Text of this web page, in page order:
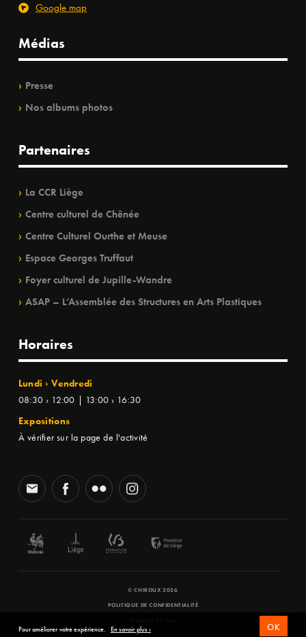
Google map
Médias
Presse
Nos albums photos
Partenaires
La CCR Liège
Centre culturel de Chênée
Centre Culturel Ourthe et Meuse
Espace Georges Truffaut
Foyer culturel de Jupille-Wandre
ASAP – L’Assemblée des Structures en Arts Plastiques
Horaires
Lundi › Vendredi
08:30 › 12:00 | 13:00 › 16:30
Expositions
À vérifier sur la page de l'activité
© CHIROUX 2026
POLITIQUE DE CONFIDENTIALITÉ
Pour améliorer votre expérience. En savoir plus › OK